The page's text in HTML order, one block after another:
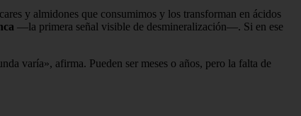
y almidones que consumimos y los transforman en ácidos
—la primera señal visible de desmineralización—. Si en ese
varía», afirma. Pueden ser meses o años, pero la falta de